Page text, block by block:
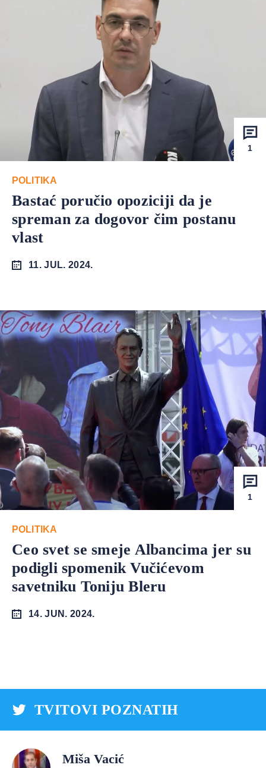
1
POLITIKA
Bastać poručio opoziciji da je
spreman za dogovor čim postanu
vlast
11. JUL. 2024.
1
POLITIKA
Ceo svet se smeje Albancima jer su
podigli spomenik Vučićevom
savetniku Toniju Bleru
14. JUN. 2024.
TVITOVI POZNATIH
Miša Vacić